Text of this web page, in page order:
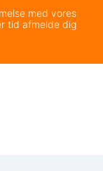
med vores
tid afmelde dig